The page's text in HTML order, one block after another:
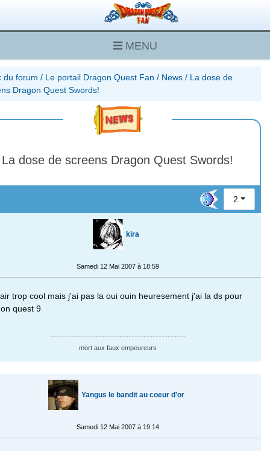
MENU
du forum / Le portail Dragon Quest Fan / News / La dose de
Dragon Quest Swords!
La dose de screens Dragon Quest Swords!
2
kira
Samedi 12 Mai 2007 à 18:59
trop cool mais j'ai pas la oui ouin heuresement j'ai la ds pour
quest 9
mort aux faux empeureurs
Yangus le bandit au coeur d'or
Samedi 12 Mai 2007 à 19:14